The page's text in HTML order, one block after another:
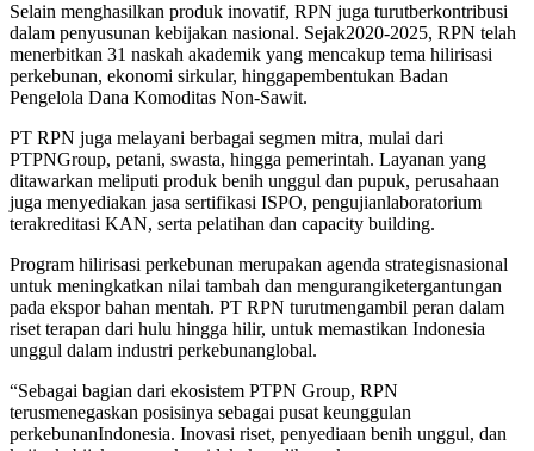
Selain menghasilkan produk inovatif, RPN juga turutberkontribusi
dalam penyusunan kebijakan nasional. Sejak2020-2025, RPN telah
menerbitkan 31 naskah akademik yang mencakup tema hilirisasi
perkebunan, ekonomi sirkular, hinggapembentukan Badan
Pengelola Dana Komoditas Non-Sawit.
PT RPN juga melayani berbagai segmen mitra, mulai dari
PTPNGroup, petani, swasta, hingga pemerintah. Layanan yang
ditawarkan meliputi produk benih unggul dan pupuk, perusahaan
juga menyediakan jasa sertifikasi ISPO, pengujianlaboratorium
terakreditasi KAN, serta pelatihan dan capacity building.
Program hilirisasi perkebunan merupakan agenda strategisnasional
untuk meningkatkan nilai tambah dan mengurangiketergantungan
pada ekspor bahan mentah. PT RPN turutmengambil peran dalam
riset terapan dari hulu hingga hilir, untuk memastikan Indonesia
unggul dalam industri perkebunanglobal.
“Sebagai bagian dari ekosistem PTPN Group, RPN
terusmenegaskan posisinya sebagai pusat keunggulan
perkebunanIndonesia. Inovasi riset, penyediaan benih unggul, dan